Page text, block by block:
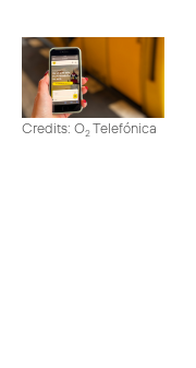
Credits: O2Telefónica